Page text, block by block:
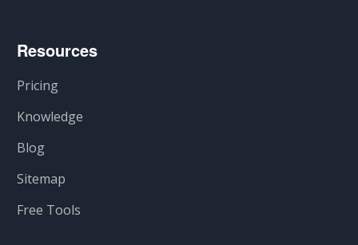
Resources
Pricing
Knowledge
Blog
Sitemap
Free Tools